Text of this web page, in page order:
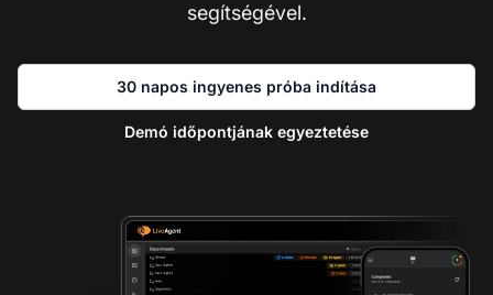
segítségével.
30 napos ingyenes próba indítása
Demó időpontjának egyeztetése